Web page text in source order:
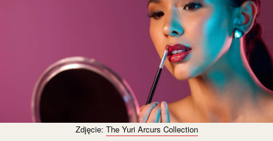
Zdjęcie: The Yuri Arcurs Collection